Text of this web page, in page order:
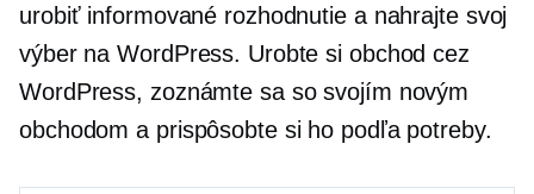
urobiť informované rozhodnutie a nahrajte svoj
výber na WordPress. Urobte si obchod cez
WordPress, zoznámte sa so svojím novým
obchodom a prispôsobte si ho podľa potreby.